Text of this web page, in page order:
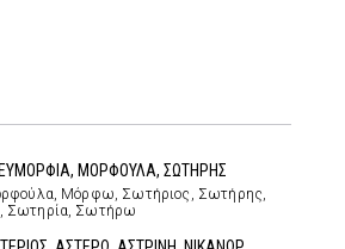
ΜΟΡΦΟΥΛΑ, ΣΩΤΗΡΗΣ
Μόρφω, Σωτήριος, Σωτήρης,
Σωτηρία, Σωτήρω